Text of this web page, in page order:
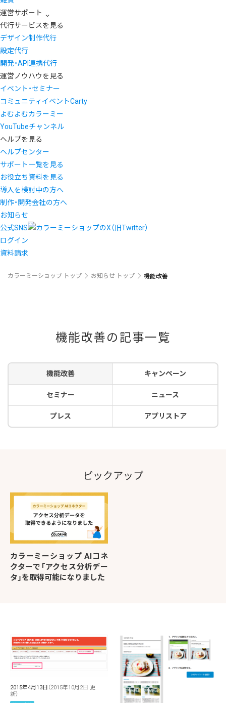
運営サポート
代行サービスを見る
デザイン制作代行
設定代行
開発・API連携代行
運営ノウハウを見る
イベント・セミナー
コミュニティイベントCarty
よむよむカラーミー
YouTubeチャンネル
ヘルプを見る
ヘルプセンター
サポート一覧を見る
お役立ち資料を見る
導入を検討中の方へ
制作・開発会社の方へ
お知らせ
公式SNS
ログイン
資料請求
カラーミーショップ トップ お知らせ トップ 機能改善
機能改善の記事一覧
機能改善 キャンペーン
セミナー ニュース
プレス アプリストア
ピックアップ
カラーミーショップ AIコネ
クターで「アクセス分析デー
タ」を取得可能になりました
2015年4月13日 （2015年10月2日 更
新）